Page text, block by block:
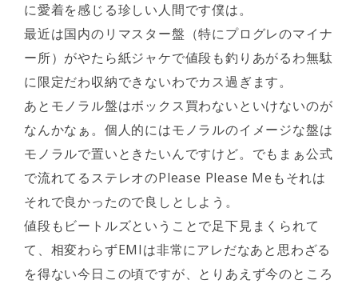
に愛着を感じる珍しい人間です僕は。
最近は国内のリマスター盤（特にプログレのマイナ
ー所）がやたら紙ジャケで値段も釣りあがるわ無駄
に限定だわ収納できないわでカス過ぎます。
あとモノラル盤はボックス買わないといけないのが
なんかなぁ。個人的にはモノラルのイメージな盤は
モノラルで置いときたいんですけど。でもまぁ公式
で流れてるステレオのPlease Please Meもそれは
それで良かったので良しとしよう。
値段もビートルズということで足下見まくられて
て、相変わらずEMIは非常にアレだなあと思わざる
を得ない今日この頃ですが、とりあえず今のところ